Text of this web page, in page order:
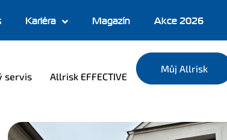
Kariéra Magazín Akce 2026
servis Allrisk EFFECTIVE
Můj Allrisk